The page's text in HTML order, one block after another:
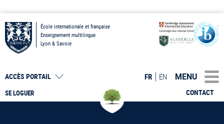
École internationale et française
Enseignement multilingue
Lyon & Savoie
SE LOGUER
ACCÈS PORTAIL
CONTACT
FR EN MENU